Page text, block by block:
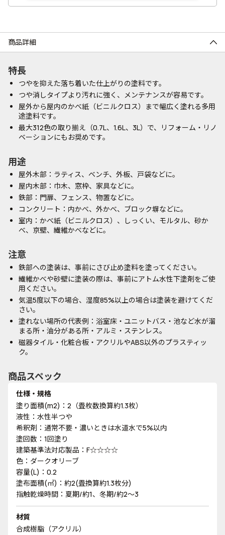
商品詳細
特長
つやを抑えた落ち着いた仕上がりの塗料です。
つや消しタイプより汚れに強く、メンテナンスが容易です。
屋外から屋内のかべ紙（ビニルクロス）まで幅広く塗れる多用
途塗料です。
最大312色の取り揃え（0.7L、1.6L、3L）で、リフォーム・リノ
ベーションにもお奨めです。
用途
屋外木部：ラティス、ベンチ、外板、戸袋などに。
屋内木部：巾木、窓枠、家具などに。
鉄部：門扉、フェンス、物置などに。
コンクリート：内かべ、外かべ、ブロック塀などに。
室内：かべ紙（ビニルクロス）、しっくい、モルタル、砂か
べ、京壁、繊維かべなどに。
注意
鉄部への塗装は、事前にさび止め塗料を塗ってください。
繊維かべや砂壁に塗装の際は、事前にアトム水性下塗剤をご使
用ください。
気温5度以下の場合、湿度85%以上の場合は塗装を避けてくだ
さい。
塗れない場所の代表例：浴室床・ユニットバス・池など水が溜
まる所・油分がある所・アルミ・ステンレス。
磁器タイル・化粧合板・アクリルやABS以外のプラスティッ
ク。
商品スペック
仕様・規格
塗り面積(m2)：2（畳枚数換算約1.3枚）
液性：水性半つや
希釈剤：通常不要・濃いときは水道水で5%以内
塗回数：1回塗り
建築基準法対応製品：F☆☆☆☆
色：ダークオリーブ
容量(L)：0.2
塗布面積(㎡)：約2(畳換算約1.3枚分)
指触乾燥時間：夏期/約1、冬期/約2～3
材質
合成樹脂（アクリル）